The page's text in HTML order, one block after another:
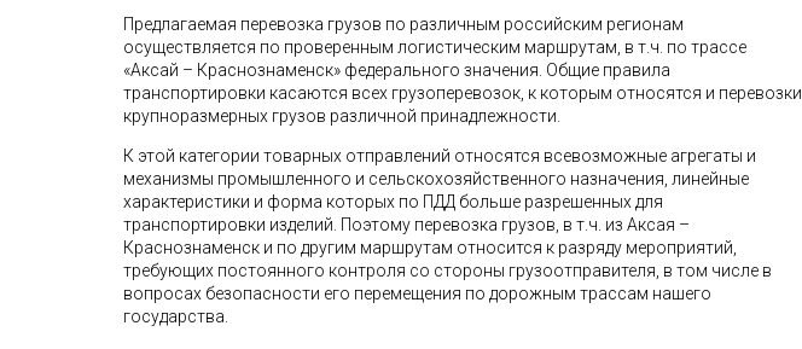
Предлагаемая перевозка грузов по различным российским регионам
осуществляется по проверенным логистическим маршрутам, в т.ч. по трассе
«Аксай – Краснознаменск» федерального значения. Общие правила
транспортировки касаются всех грузоперевозок, к которым относятся и перевозки
крупноразмерных грузов различной принадлежности.
К этой категории товарных отправлений относятся всевозможные агрегаты и
механизмы промышленного и сельскохозяйственного назначения, линейные
характеристики и форма которых по ПДД больше разрешенных для
транспортировки изделий. Поэтому перевозка грузов, в т.ч. из Аксая –
Краснознаменск и по другим маршрутам относится к разряду мероприятий,
требующих постоянного контроля со стороны грузоотправителя, в том числе в
вопросах безопасности его перемещения по дорожным трассам нашего
государства.